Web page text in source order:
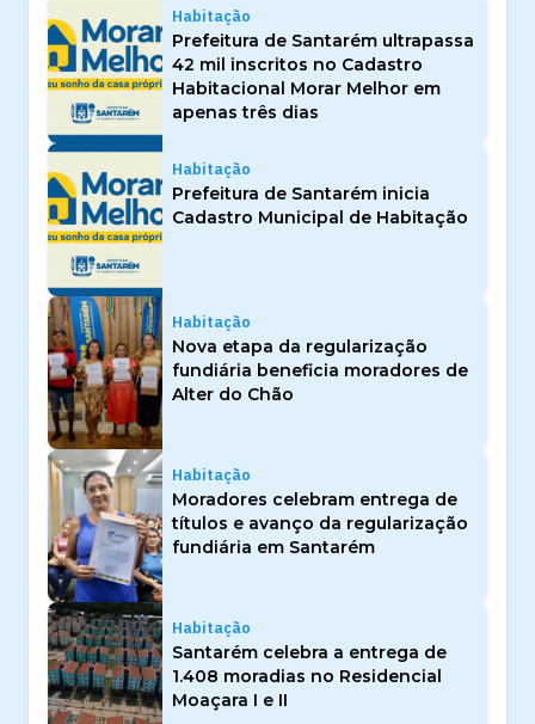
Habitação
Prefeitura de Santarém ultrapassa
42 mil inscritos no Cadastro
Habitacional Morar Melhor em
apenas três dias
Habitação
Prefeitura de Santarém inicia
Cadastro Municipal de Habitação
Habitação
Nova etapa da regularização
fundiária beneficia moradores de
Alter do Chão
Habitação
Moradores celebram entrega de
títulos e avanço da regularização
fundiária em Santarém
Habitação
Santarém celebra a entrega de
1.408 moradias no Residencial
Moaçara I e II